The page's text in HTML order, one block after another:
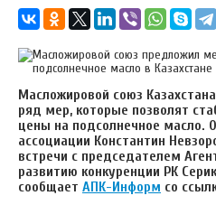
Масложировой союз
ряд мер, которые позволят
цены на подсолнечное масло.
ассоциации Константин
встречи с председателем
развитию конкуренции РК
сообщает АПК-Информ со